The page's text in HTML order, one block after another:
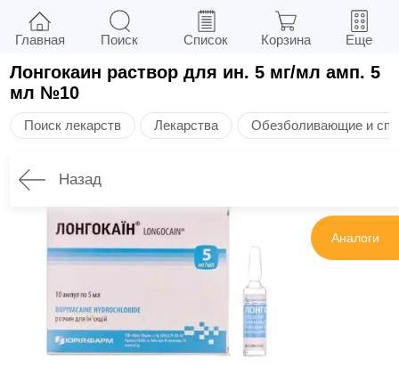
Лонгокаин раствор для ин. 5 мг/мл амп. 5
мл №10
Поиск лекарств Лекарства Обезболивающие и
Назад
Аналоги
Главная Поиск Список Корзина Еще